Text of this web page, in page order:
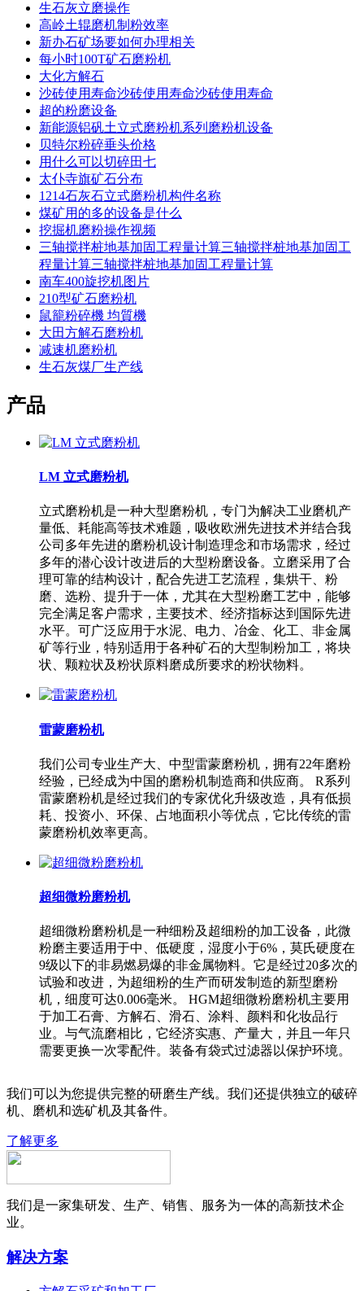
生石灰立磨操作
高岭土辊磨机制粉效率
新办石矿场要如何办理相关
每小时100T矿石磨粉机
大化方解石
沙砖使用寿命沙砖使用寿命沙砖使用寿命
超的粉磨设备
新能源铝矾土立式磨粉机系列磨粉机设备
贝特尔粉碎垂头价格
用什么可以切碎田七
太仆寺旗矿石分布
1214石灰石立式磨粉机构件名称
煤矿用的多的设备是什么
挖掘机磨粉操作视频
三轴搅拌桩地基加固工程量计算三轴搅拌桩地基加固工
程量计算三轴搅拌桩地基加固工程量计算
南车400旋挖机图片
210型矿石磨粉机
鼠籠粉碎機 均質機
大田方解石磨粉机
减速机磨粉机
生石灰煤厂生产线
产品
LM 立式磨粉机
立式磨粉机是一种大型磨粉机，专门为解决工业磨机产
量低、耗能高等技术难题，吸收欧洲先进技术并结合我
公司多年先进的磨粉机设计制造理念和市场需求，经过
多年的潜心设计改进后的大型粉磨设备。立磨采用了合
理可靠的结构设计，配合先进工艺流程，集烘干、粉
磨、选粉、提升于一体，尤其在大型粉磨工艺中，能够
完全满足客户需求，主要技术、经济指标达到国际先进
水平。可广泛应用于水泥、电力、冶金、化工、非金属
矿等行业，特别适用于各种矿石的大型制粉加工，将块
状、颗粒状及粉状原料磨成所要求的粉状物料。
雷蒙磨粉机
我们公司专业生产大、中型雷蒙磨粉机，拥有22年磨粉
经验，已经成为中国的磨粉机制造商和供应商。 R系列
雷蒙磨粉机是经过我们的专家优化升级改造，具有低损
耗、投资小、环保、占地面积小等优点，它比传统的雷
蒙磨粉机效率更高。
超细微粉磨粉机
超细微粉磨粉机是一种细粉及超细粉的加工设备，此微
粉磨主要适用于中、低硬度，湿度小于6%，莫氏硬度在
9级以下的非易燃易爆的非金属物料。它是经过20多次的
试验和改进，为超细粉的生产而研发制造的新型磨粉
机，细度可达0.006毫米。 HGM超细微粉磨粉机主要用
于加工石膏、方解石、滑石、涂料、颜料和化妆品行
业。与气流磨相比，它经济实惠、产量大，并且一年只
需要更换一次零配件。装备有袋式过滤器以保护环境。
我们可以为您提供完整的研磨生产线。我们还提供独立的破碎
机、磨机和选矿机及其备件。
了解更多
我们是一家集研发、生产、销售、服务为一体的高新技术企
业。
解决方案